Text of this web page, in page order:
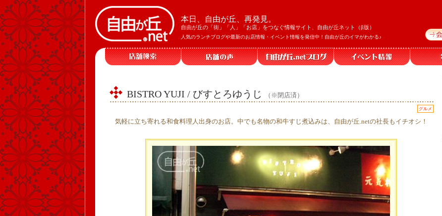
本日、自由が丘、再発見。
自由が丘の「街」「人」「お店」をつなぐ情報サイト、自由が丘ネット（β版）
人気のランチブログや最新のお店情報・イベント情報を発信中！自由が丘のイマがわかる♪
BISTRO YUJI / びすとろゆうじ （※閉店済）
グルメ
気軽に立ち寄れる和食料理人出身のお店。中でも名物の和牛すじ煮込みは、自由が丘.netの社長もイチオシ！